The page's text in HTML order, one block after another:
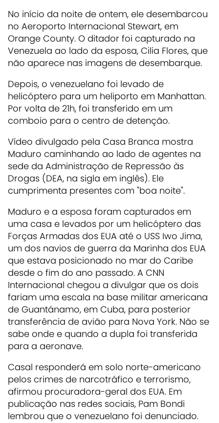
No início da noite de ontem, ele desembarcou
no Aeroporto Internacional Stewart, em
Orange County. O ditador foi capturado na
Venezuela ao lado da esposa, Cilia Flores, que
não aparece nas imagens de desembarque.
Depois, o venezuelano foi levado de
helicóptero para um heliporto em Manhattan.
Por volta de 21h, foi transferido em um
comboio para o centro de detenção.
Vídeo divulgado pela Casa Branca mostra
Maduro caminhando ao lado de agentes na
sede da Administração de Repressão às
Drogas (DEA, na sigla em inglês). Ele
cumprimenta presentes com "boa noite".
Maduro e a esposa foram capturados em
uma casa e levados por um helicóptero das
Forças Armadas dos EUA até o USS Iwo Jima,
um dos navios de guerra da Marinha dos EUA
que estava posicionado no mar do Caribe
desde o fim do ano passado. A CNN
Internacional chegou a divulgar que os dois
fariam uma escala na base militar americana
de Guantánamo, em Cuba, para posterior
transferência de avião para Nova York. Não se
sabe onde e quando a dupla foi transferida
para a aeronave.
Casal responderá em solo norte-americano
pelos crimes de narcotráfico e terrorismo,
afirmou procuradora-geral dos EUA. Em
publicação nas redes sociais, Pam Bondi
lembrou que o venezuelano foi denunciado.